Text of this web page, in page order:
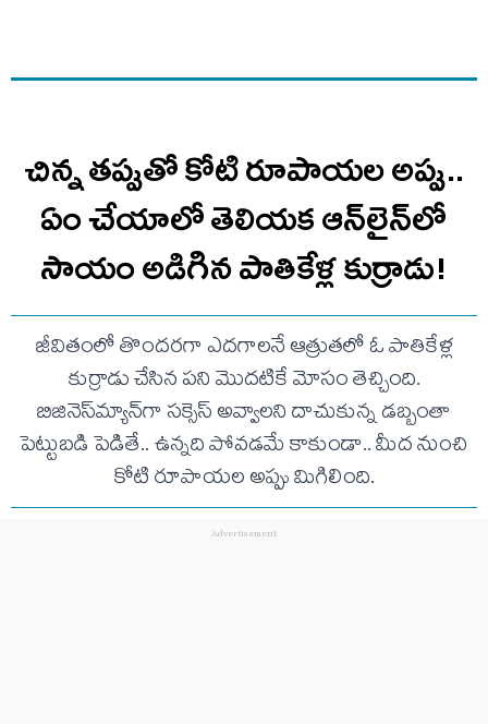
చిన్న తప్పుతో కోటి రూపాయల అప్పు..
ఏం చేయాలో తెలియక ఆన్‌లైన్‌లో
సాయం అడిగిన పాతికేళ్ల కుర్రాడు!
జీవితంలో తొందరగా ఎదగాలనే ఆత్రుతలో ఓ పాతికేళ్ల
కుర్రాడు చేసిన పని మొదటికే మోసం తెచ్చింది.
బిజినెస్‌మ్యాన్‌గా సక్సెస్ అవ్వాలని దాచుకున్న డబ్బంతా
పెట్టుబడి పెడితే.. ఉన్నది పోవడమే కాకుండా.. మీద నుంచి
కోటి రూపాయల అప్పు మిగిలింది.